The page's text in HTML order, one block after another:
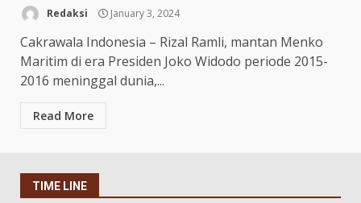
Redaksi January 3, 2024
Cakrawala Indonesia – Rizal Ramli, mantan Menko
Maritim di era Presiden Joko Widodo periode 2015-
2016 meninggal dunia,...
Read More
TIME LINE